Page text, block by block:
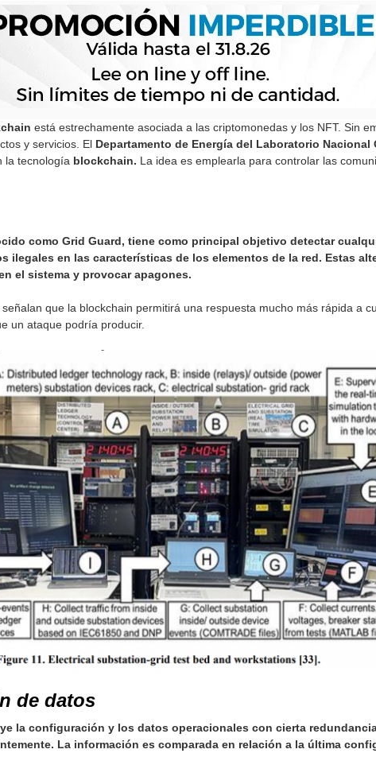
está estrechamente asociada a las criptomonedas y los NFT. Sin
y servicios. El Departamento de Energía del Laboratorio Nacional
la tecnología blockchain. La idea es emplearla para controlar las
como Grid Guard, tiene como principal objetivo detectar
ilegales en las características de los elementos de la red. Estas
el sistema y provocar apagones.
que la blockchain permitirá una respuesta mucho más rápida a
un ataque podría producir.
de datos
la configuración y los datos operacionales con cierta
La información es comparada en relación a la última